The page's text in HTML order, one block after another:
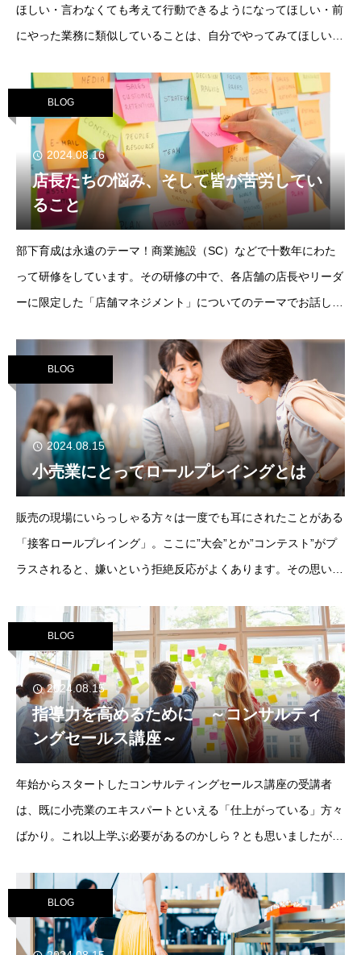
ほしい・言わなくても考えて行動できるようになってほしい・前
にやった業務に類似していることは、自分でやってみてほしいそ
ります！そして、私もそんな方に
BLOG
2024.08.16
店長たちの悩み、そして皆が苦労してい
ること
部下育成は永遠のテーマ！商業施設（SC）などで十数年にわた
って研修をしています。その研修の中で、各店舗の店長やリーダ
ーに限定した「店舗マネジメント」についてのテーマでお話しさ
ーダーは、大半が部下育成で苦労
BLOG
2024.08.15
小売業にとってロールプレイングとは
販売の現場にいらっしゃる方々は一度でも耳にされたことがある
「接客ロールプレイング」。ここに”大会”とか”コンテスト”がプ
ラスされると、嫌いという拒絶反応がよくあります。その思い
も用いられる、仕事を覚える・スキルアップする
BLOG
2024.08.15
指導力を高めるために ～コンサルティ
ングセールス講座～
年始からスタートしたコンサルティングセールス講座の受講者
は、既に小売業のエキスパートといえる「仕上がっている」方々
ばかり。これ以上学ぶ必要があるのかしら？とも思いましたが、
ました。今回は、基本知識を再確認するため
BLOG